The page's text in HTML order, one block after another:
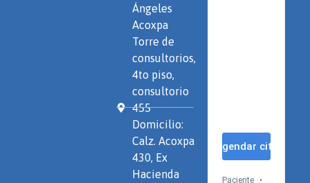
Ángeles
Acoxpa
Torre de
consultorios,
4to piso,
consultorio
455
Domicilio:
Calz. Acoxpa
430, Ex
Hacienda